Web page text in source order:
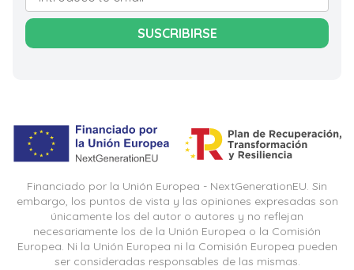
SUSCRIBIRSE
Financiado por la Unión Europea - NextGenerationEU. Sin
embargo, los puntos de vista y las opiniones expresadas son
únicamente los del autor o autores y no reflejan
necesariamente los de la Unión Europea o la Comisión
Europea. Ni la Unión Europea ni la Comisión Europea pueden
ser consideradas responsables de las mismas.